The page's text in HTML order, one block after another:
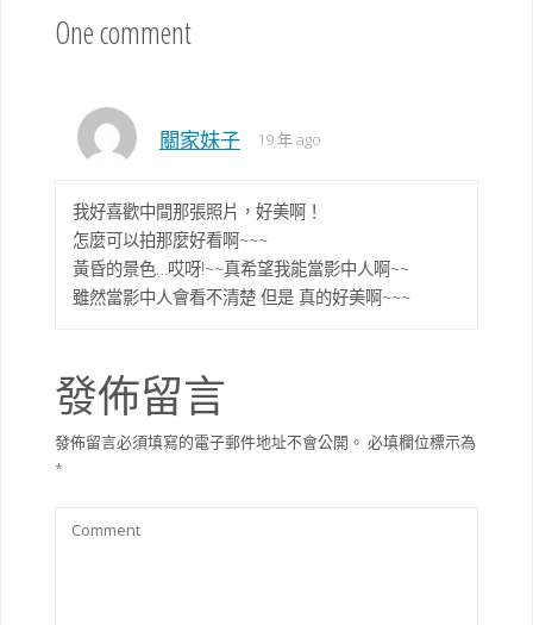
One comment
關家妹子 19 年 ago
我好喜歡中間那張照片，好美啊！
怎麼可以拍那麼好看啊~~~
黃昏的景色…哎呀!~~真希望我能當影中人啊~~
雖然當影中人會看不清楚 但是 真的好美啊~~~
發佈留言
發佈留言必須填寫的電子郵件地址不會公開。 必填欄位標示為
*